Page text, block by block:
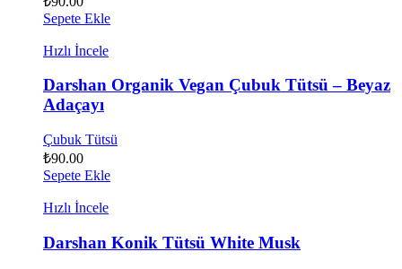
Sepete Ekle
Hızlı İncele
Darshan Organik Vegan Çubuk Tütsü – Beyaz
Adaçayı
Çubuk Tütsü
₺90.00
Sepete Ekle
Hızlı İncele
Darshan Konik Tütsü White Musk